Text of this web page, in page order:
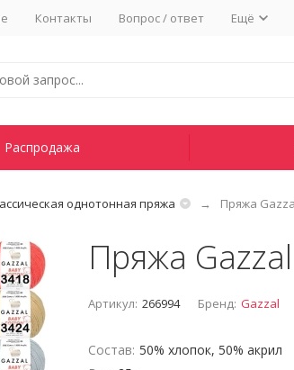
Контакты Вопрос / ответ Ещё
Распродажа
однотонная пряжа Пряжа
Пряжа
Артикул: 266994 Бренд: Gazzal
Состав: 50% хлопок, 50% акрил